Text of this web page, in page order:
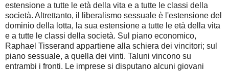
estensione a tutte le età della vita e a tutte le classi della
società. Altrettanto, il liberalismo sessuale è l'estensione del
dominio della lotta, la sua estensione a tutte le età della vita
e a tutte le classi della società. Sul piano economico,
Raphael Tisserand appartiene alla schiera dei vincitori; sul
piano sessuale, a quella dei vinti. Taluni vincono su
entrambi i fronti. Le imprese si disputano alcuni giovani